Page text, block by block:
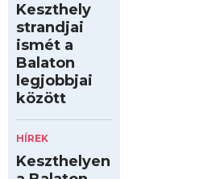
Keszthely
strandjai
ismét a
Balaton
legjobbjai
között
HÍREK
Keszthelyen